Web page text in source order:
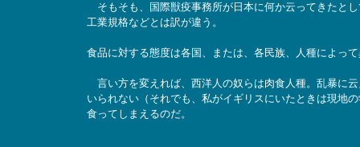
そもそも、国際獣疫事務所が日本に何か云ってきたと
工業規格などとは訳が違う。
食品に対する態度は各国、または、各民族、人種によっ
言い方を変えれば、西洋人の奴らは肉食人種。乱暴に
いられない（それでも、私がイギリスにいたときは現地
食ってしまえるのだ。